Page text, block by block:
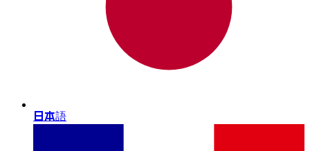
日本語